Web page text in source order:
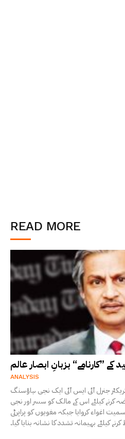
READ MORE
”کارنامے“ بزبانِ ابصار عالم
ANALYSIS
جنرل آئی ایس آئی ایک نجی ہاؤسنگ
کرنے کیلئے اس کے مالک کو سسر اور نجی
اغواء کروایا جبکہ مغویوں کو پراپرٹی
کیلئے بہیمانہ تشدد کا نشانہ بنایا گیا۔